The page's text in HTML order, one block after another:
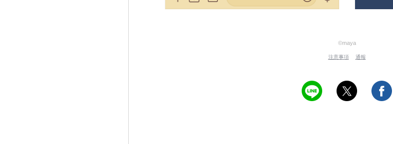
©maya
注意事項 通報